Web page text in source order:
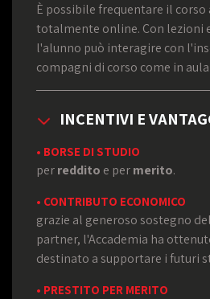
È possibile frequentare il corso
totalmente online. Con lezioni
l'alunno può interagire con
compagni di corso come in aula.
INCENTIVI E
• BORSE DI STUDIO
perreddito e permerito.
• CONTRIBUTO ECONOMICO
grazie al generoso sostegno
partner, l'Accademia ha
destinato a supportare i futuri
• PRESTITO PER MERITO